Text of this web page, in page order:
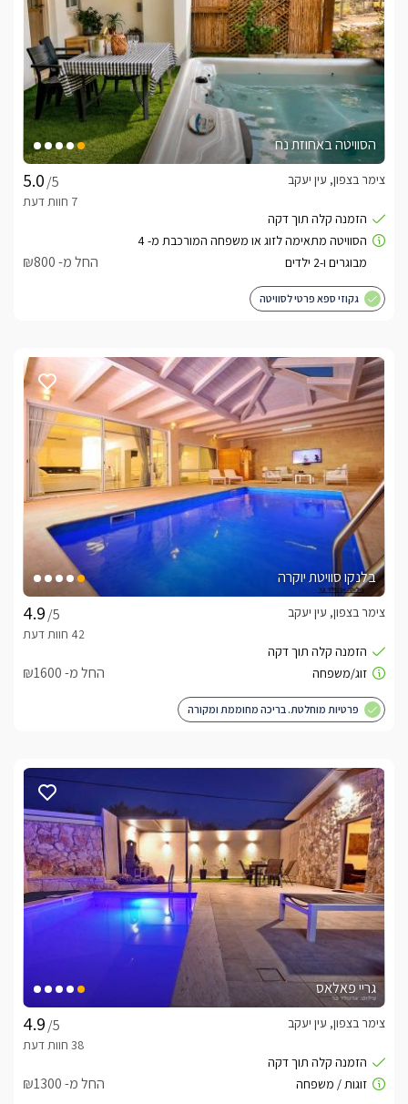
הסוויטה באחוזת נח
/5
צימר בצפון, עין יעקב
החל מ- ₪800
גקוזי ספא פרטי לסוויטה
בלנקו סוויטת יוקרה
/5
צימר בצפון, עין יעקב
החל מ- ₪1600
פרטיות מוחלטת. בריכה מחוממת ומקורה
גריי פאלאס
/5
צימר בצפון, עין יעקב
החל מ- ₪1300